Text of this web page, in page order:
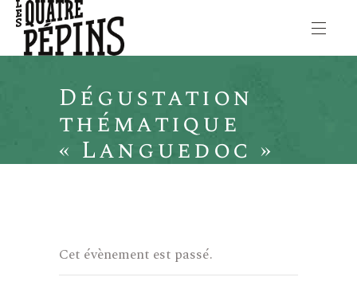
Dégustation
thématique
« Languedoc »
Cet évènement est passé.